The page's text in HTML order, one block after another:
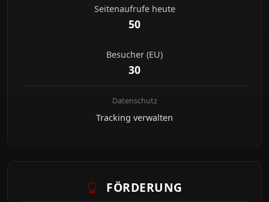
Seitenaufrufe heute
50
Besucher (EU)
30
Datenschutz
Tracking verwalten
FÖRDERUNG